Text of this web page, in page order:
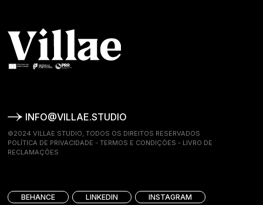
INFO@VILLAE.STUDIO
©2024 VILLAE STUDIO, TODOS OS DIREITOS RESERVADOS
POLÍTICA DE PRIVACIDADE -TERMOS E CONDIÇÕES - LIVRO DE
RECLAMAÇÕES
BEHANCE LINKEDIN INSTAGRAM